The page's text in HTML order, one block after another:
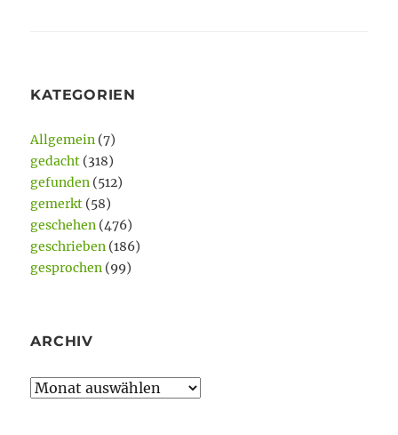
KATEGORIEN
Allgemein (7)
gedacht (318)
gefunden (512)
gemerkt (58)
geschehen (476)
geschrieben (186)
gesprochen (99)
ARCHIV
Archiv